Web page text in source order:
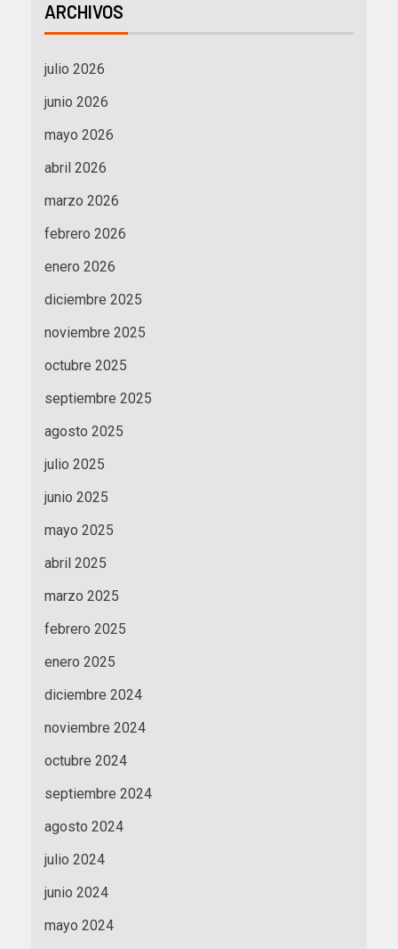
ARCHIVOS
julio 2026
junio 2026
mayo 2026
abril 2026
marzo 2026
febrero 2026
enero 2026
diciembre 2025
noviembre 2025
octubre 2025
septiembre 2025
agosto 2025
julio 2025
junio 2025
mayo 2025
abril 2025
marzo 2025
febrero 2025
enero 2025
diciembre 2024
noviembre 2024
octubre 2024
septiembre 2024
agosto 2024
julio 2024
junio 2024
mayo 2024